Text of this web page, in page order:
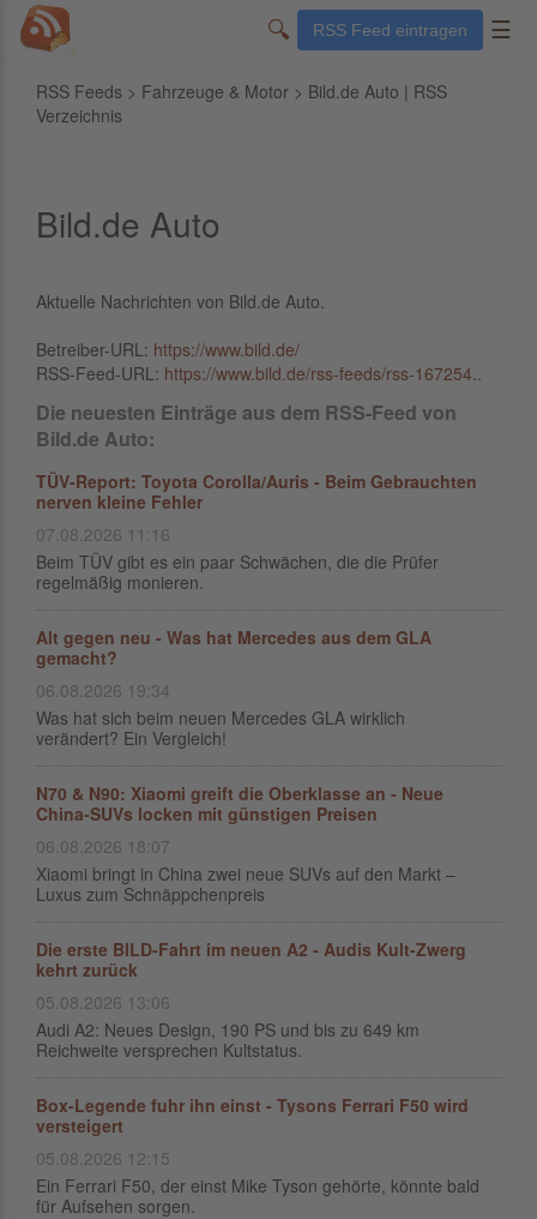
🔍 RSS Feed eintragen ☰
RSS Feeds > Fahrzeuge & Motor > Bild.de Auto | RSS
Verzeichnis
Bild.de Auto
Aktuelle Nachrichten von Bild.de Auto.
Betreiber-URL: https://www.bild.de/
RSS-Feed-URL: https://www.bild.de/rss-feeds/rss-167254..
Die neuesten Einträge aus dem RSS-Feed von
Bild.de Auto:
TÜV-Report: Toyota Corolla/Auris - Beim Gebrauchten
nerven kleine Fehler
07.08.2026 11:16
Beim TÜV gibt es ein paar Schwächen, die die Prüfer
regelmäßig monieren.
Alt gegen neu - Was hat Mercedes aus dem GLA
gemacht?
06.08.2026 19:34
Was hat sich beim neuen Mercedes GLA wirklich
verändert? Ein Vergleich!
N70 & N90: Xiaomi greift die Oberklasse an - Neue
China-SUVs locken mit günstigen Preisen
06.08.2026 18:07
Xiaomi bringt in China zwei neue SUVs auf den Markt –
Luxus zum Schnäppchenpreis
Die erste BILD-Fahrt im neuen A2 - Audis Kult-Zwerg
kehrt zurück
05.08.2026 13:06
Audi A2: Neues Design, 190 PS und bis zu 649 km
Reichweite versprechen Kultstatus.
Box-Legende fuhr ihn einst - Tysons Ferrari F50 wird
versteigert
05.08.2026 12:15
Ein Ferrari F50, der einst Mike Tyson gehörte, könnte bald
für Aufsehen sorgen.